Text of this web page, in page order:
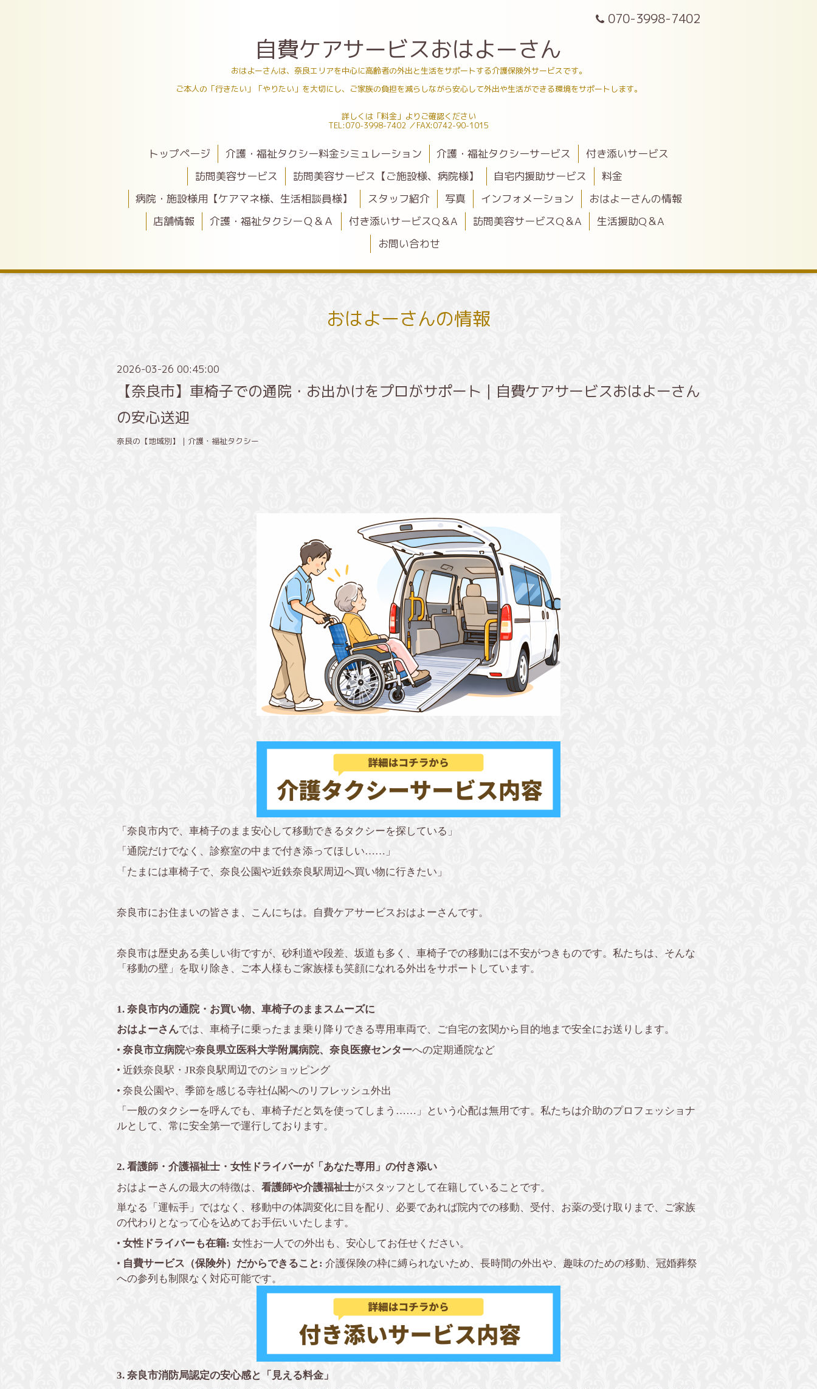
070-3998-7402
自費ケアサービスおはよーさん
おはよーさんは、奈良エリアを中心に高齢者の外出と生活をサポートする介護保険外サービスです。
ご本人の「行きたい」「やりたい」を大切にし、ご家族の負担を減らしながら安心して外出や生活ができる環境をサポートします。
詳しくは「料金」よりご確認ください
TEL:070-3998-7402 ／FAX:0742-90-1015
トップページ 介護・福祉タクシー料金シミュレーション 介護・福祉タクシーサービス
付き添いサービス
訪問美容サービス
訪問美容サービス【ご施設様、病院様】 自宅内援助サービス
料金
病院・施設様用【ケアマネ様、生活相談員様】
スタッフ紹介 写真 インフォメーション
おはよーさんの情報
店舗情報
介護・福祉タクシーＱ＆Ａ 付き添いサービスQ＆A 訪問美容サービスQ＆A
生活援助Q＆A
お問い合わせ
おはよーさんの情報
2026-03-26 00:45:00
【奈良市】車椅子での通院・お出かけをプロがサポート｜自費ケアサービスおはよーさん
の安心送迎
奈良の【地域別】｜介護・福祉タクシー
「奈良市内で、車椅子のまま安心して移動できるタクシーを探している」
「通院だけでなく、診察室の中まで付き添ってほしい……」
「たまには車椅子で、奈良公園や近鉄奈良駅周辺へ買い物に行きたい」
奈良市にお住まいの皆さま、こんにちは。自費ケアサービスおはよーさんです。
奈良市は歴史ある美しい街ですが、砂利道や段差、坂道も多く、車椅子での移動には不安がつきものです。私たちは、そんな
「移動の壁」を取り除き、ご本人様もご家族様も笑顔になれる外出をサポートしています。
1. 奈良市内の通院・お買い物、車椅子のままスムーズに
おはよーさんでは、車椅子に乗ったまま乗り降りできる専用車両で、ご自宅の玄関から目的地まで安全にお送りします。
• 奈良市立病院や奈良県立医科大学附属病院、奈良医療センターへの定期通院など
• 近鉄奈良駅・JR奈良駅周辺でのショッピング
• 奈良公園や、季節を感じる寺社仏閣へのリフレッシュ外出
「一般のタクシーを呼んでも、車椅子だと気を使ってしまう……」という心配は無用です。私たちは介助のプロフェッショナ
ルとして、常に安全第一で運行しております。
2. 看護師・介護福祉士・女性ドライバーが「あなた専用」の付き添い
おはよーさんの最大の特徴は、 看護師や介護福祉士がスタッフとして在籍していることです。
単なる「運転手」ではなく、移動中の体調変化に目を配り、必要であれば院内での移動、受付、お薬の受け取りまで、ご家族
の代わりとなって心を込めてお手伝いいたします。
• 女性ドライバーも在籍: 女性お一人での外出も、安心してお任せください。
• 自費サービス（保険外）だからできること: 介護保険の枠に縛られないため、長時間の外出や、趣味のための移動、冠婚葬祭
への参列も制限なく対応可能です。
3. 奈良市消防局認定の安心感と「見える料金」